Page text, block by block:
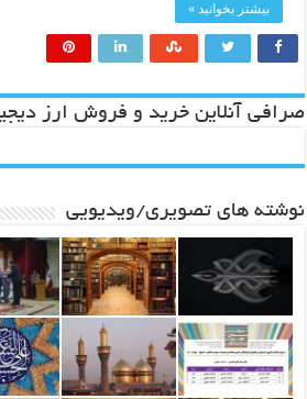
بیشتر بخوانید »
صرافی آنلاین خرید و فروش ارز
نوشته های تصویری/ویدیویی